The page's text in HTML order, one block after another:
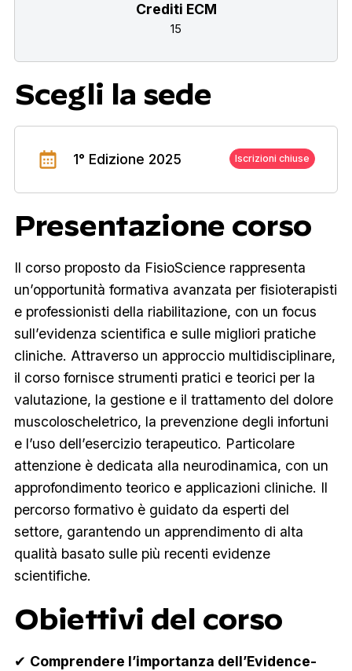
Crediti ECM
15
Scegli la sede
1° Edizione 2025 Iscrizioni chiuse
Presentazione corso
Il corso proposto da FisioScience rappresenta
un’opportunità formativa avanzata per fisioterapisti
e professionisti della riabilitazione, con un focus
sull’evidenza scientifica e sulle migliori pratiche
cliniche. Attraverso un approccio multidisciplinare,
il corso fornisce strumenti pratici e teorici per la
valutazione, la gestione e il trattamento del dolore
muscoloscheletrico, la prevenzione degli infortuni
e l’uso dell’esercizio terapeutico. Particolare
attenzione è dedicata alla neurodinamica, con un
approfondimento teorico e applicazioni cliniche. Il
percorso formativo è guidato da esperti del
settore, garantendo un apprendimento di alta
qualità basato sulle più recenti evidenze
scientifiche.
Obiettivi del corso
✔ Comprendere l’importanza dell’Evidence-